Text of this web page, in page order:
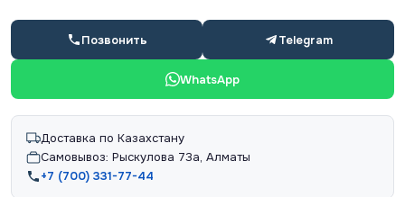
Позвонить Telegram
WhatsApp
Доставка по Казахстану
Самовывоз: Рыскулова 73а, Алматы
+7 (700) 331-77-44